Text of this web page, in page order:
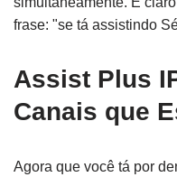
frase: "se tá assistindo
Assist Plus
Canais que
Agora que você tá por